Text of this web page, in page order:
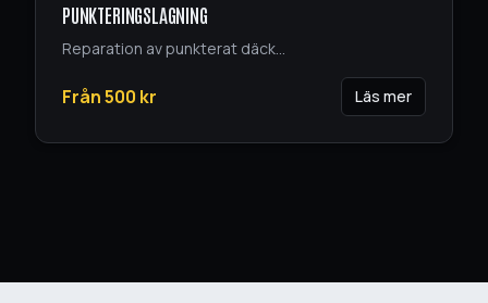
PUNKTERINGSLAGNING
Reparation av punkterat däck...
Från500 kr Läs mer